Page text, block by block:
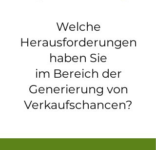
Welche
Herausforderungen
haben Sie
im Bereich der
Generierung von
Verkaufschancen?